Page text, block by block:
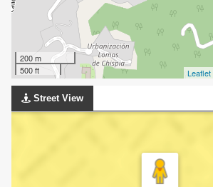
200 m
500 ft
Leaflet
Street View